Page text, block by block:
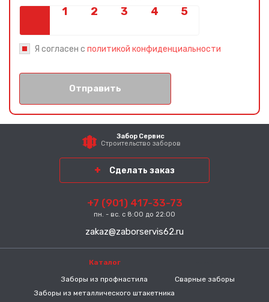
Я согласен с политикой конфиденциальности
Отправить
Забор Сервис
Строительство заборов
Сделать заказ
+7 (901) 417-33-73
пн. - вс. с 8:00 до 22:00
zakaz@zaborservis62.ru
Каталог
Заборы из профнастила
Заборы из металлического штакетника
Сварные заборы